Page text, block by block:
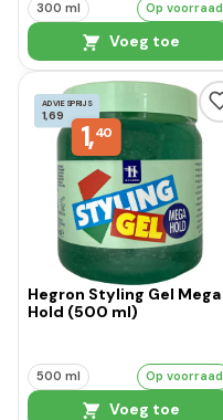
300 ml Op voorraad
Voeg toe
ADVIESPRIJS
1,69
1,40
Hegron Styling Gel Mega
Hold (500 ml)
500 ml Op voorraad
Voeg toe